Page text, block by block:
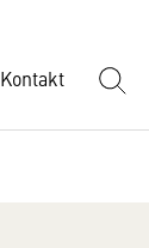
Kontakt